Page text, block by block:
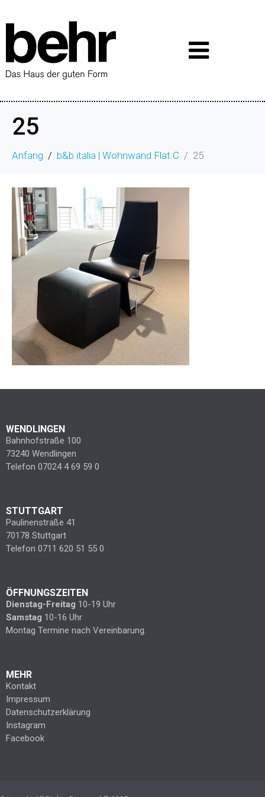
25
Anfang b&b italia | Wohnwand Flat.C 25
WENDLINGEN
Bahnhofstraße 100
73240 Wendlingen
Telefon 07024 4 69 59 0
STUTTGART
Paulinenstraße 41
70178 Stuttgart
Telefon 0711 620 51 55 0
ÖFFNUNGSZEITEN
Dienstag-Freitag 10-19 Uhr
Samstag 10-16 Uhr
Montag Termine nach Vereinbarung.
MEHR
Kontakt
Impressum
Datenschutzerklärung
Instagram
Facebook